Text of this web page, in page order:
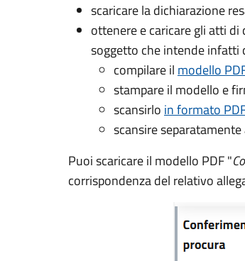
scaricare la dichiarazione
ottenere e caricare gli atti
soggetto che intende infatti
compilare il modello
stampare il modello e
scansirlo in formato
scansire
Puoi scaricare il modello PDF"
corrispondenza del relativo